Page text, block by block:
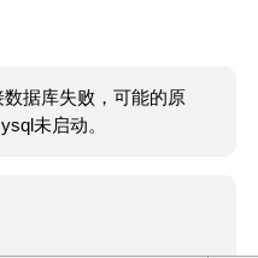
据库失败，可能的原
未启动。